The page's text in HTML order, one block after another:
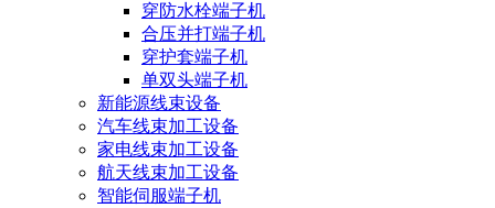
穿防水栓端子机
合压并打端子机
穿护套端子机
单双头端子机
新能源线束设备
汽车线束加工设备
家电线束加工设备
航天线束加工设备
智能伺服端子机